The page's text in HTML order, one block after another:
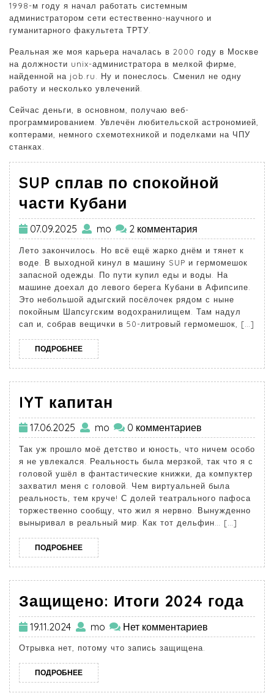
1998-м году я начал работать системным
администратором сети естественно-научного и
гуманитарного факультета ТРТУ.
Реальная же моя карьера началась в 2000 году в Москве
на должности unix-администратора в мелкой фирме,
найденной на job.ru. Ну и понеслось. Сменил не одну
работу и несколько увлечений.
Сейчас деньги, в основном, получаю веб-
программированием. Увлечён любительской астрономией,
коптерами, немного схемотехникой и поделками на ЧПУ
станках.
SUP сплав по спокойной
части Кубани
07.09.2025 mo 2 комментария
Лето закончилось. Но всё ещё жарко днём и тянет к
воде. В выходной кинул в машину SUP и гермомешок
запасной одежды. По пути купил еды и воды. На
машине доехал до левого берега Кубани в Афипсипе.
Это небольшой адыгский посёлочек рядом с ныне
покойным Шапсугским водохранилищем. Там надул
сап и, собрав вещички в 50-литровый гермомешок, […]
ПОДРОБНЕЕ
IYT капитан
17.06.2025 mo 0 комментариев
Так уж прошло моё детство и юность, что ничем особо
я не увлекался. Реальность была мерзкой, так что я с
головой ушёл в фантастические книжки, да компуктер
захватил меня с головой. Чем виртуальней была
реальность, тем круче! С долей театрального пафоса
торжественно сообщу, что жил я нервно. Вынужденно
выныривал в реальный мир. Как тот дельфин… […]
ПОДРОБНЕЕ
Защищено: Итоги 2024 года
19.11.2024 mo Нет комментариев
Отрывка нет, потому что запись защищена.
ПОДРОБНЕЕ